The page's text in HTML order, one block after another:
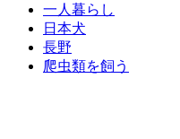
一人暮らし
日本犬
長野
爬虫類を飼う